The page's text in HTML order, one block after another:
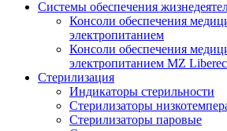
Системы обеспечения
Консоли обеспечения
электропитанием
Консоли обеспечения
электропитанием MZ Liberec
Стерилизация
Индикаторы стерильности
Стерилизаторы
Стерилизаторы паровые